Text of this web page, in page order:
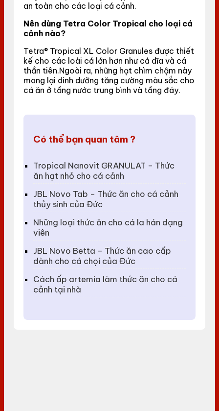
an toàn cho các loại cá cảnh.
Nên dùng Tetra Color Tropical cho loại cá
cảnh nào?
Tetra® Tropical XL Color Granules được thiết
kế cho các loài cá lớn hơn như cá dĩa và cá
thần tiên.Ngoài ra, những hạt chìm chậm này
mang lại dinh dưỡng tăng cường màu sắc cho
cá ăn ở tầng nước trung bình và tầng đáy.
Có thể bạn quan tâm ?
Tropical Nanovit GRANULAT – Thức
ăn hạt nhỏ cho cá cảnh
JBL Novo Tab – Thức ăn cho cá cảnh
thủy sinh của Đức
Những loại thức ăn cho cá la hán dạng
viên
JBL Novo Betta – Thức ăn cao cấp
dành cho cá chọi của Đức
Cách ấp artemia làm thức ăn cho cá
cảnh tại nhà